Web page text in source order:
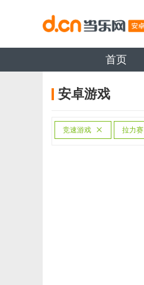
首页
安卓游戏
竞速游戏 拉力赛